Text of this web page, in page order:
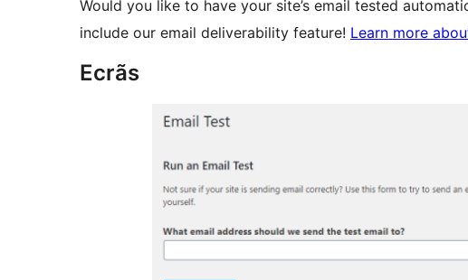
Would you like to have your site’s email tested
include our email deliverability feature! Learn more
Ecrãs